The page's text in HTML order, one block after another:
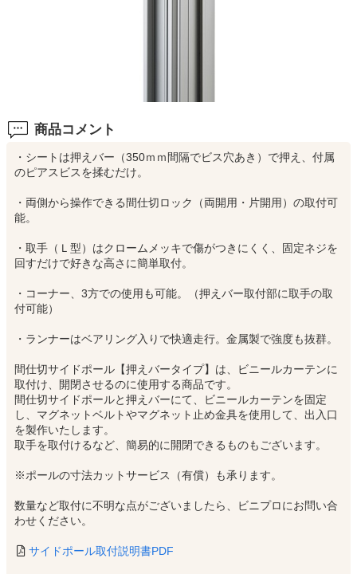
商品コメント
・シートは押えバー（350ｍｍ間隔でビス穴あき）で押え、付属
のピアスビスを揉むだけ。
・両側から操作できる間仕切ロック（両開用・片開用）の取付可
能。
・取手（Ｌ型）はクロームメッキで傷がつきにくく、固定ネジを
回すだけで好きな高さに簡単取付。
・コーナー、3方での使用も可能。（押えバー取付部に取手の取
付可能）
・ランナーはベアリング入りで快適走行。金属製で強度も抜群。
間仕切サイドポール【押えバータイプ】は、ビニールカーテンに
取付け、開閉させるのに使用する商品です。
間仕切サイドポールと押えバーにて、ビニールカーテンを固定
し、マグネットベルトやマグネット止め金具を使用して、出入口
を製作いたします。
取手を取付けるなど、簡易的に開閉できるものもございます。
※ポールの寸法カットサービス（有償）も承ります。
数量など取付に不明な点がございましたら、ビニプロにお問い合
わせください。
サイドポール取付説明書PDF